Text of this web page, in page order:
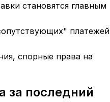
становятся главным
платежей
спорные права на
за последний